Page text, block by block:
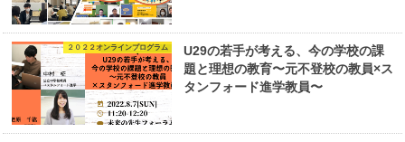
２０２２オンラインプログラム
U29の若手が考える、今の学校の課
題と理想の教育〜元不登校の教員×ス
タンフォード進学教員〜